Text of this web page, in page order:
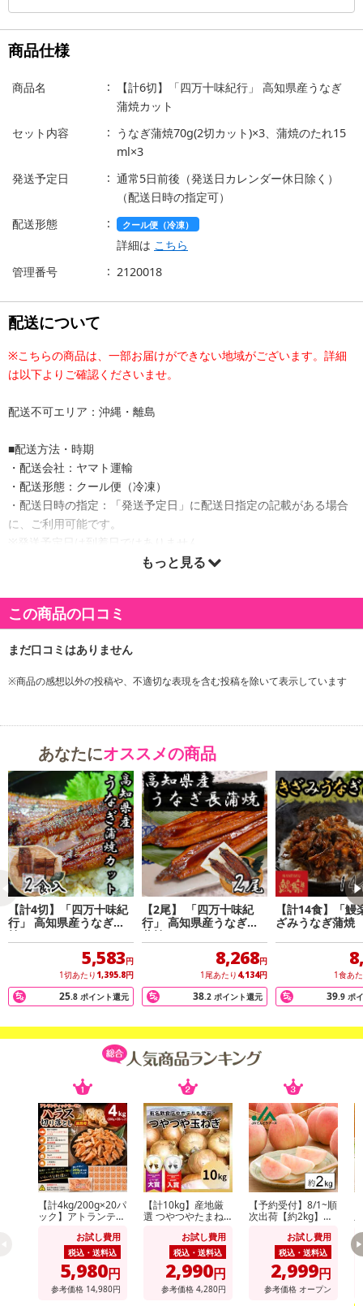
商品仕様
商品名
【計6切】「四万十味紀行」 高知県産うなぎ
蒲焼カット
セット内容
うなぎ蒲焼70g(2切カット)×3、蒲焼のたれ15
ml×3
発送予定日
通常5日前後（発送日カレンダー休日除く）
（配送日時の指定可）
配送形態
クール便（冷凍）
詳細は こちら
管理番号
2120018
配送について
※こちらの商品は、一部お届けができない地域がございます。詳細
は以下よりご確認くださいませ。
配送不可エリア：沖縄・離島
■配送方法・時期
・配送会社：ヤマト運輸
・配送形態：クール便（冷凍）
・配送日時の指定：「発送予定日」に配送日指定の記載がある場合
に、ご利用可能です。
※発送予定日は到着日ではありません。
・商品は「産直オンライン」より出荷します。
商品詳細
四万十流に焼き上げたうなぎの蒲焼を食べやすい最右にカットして
おります。ご飯の上に乗せてうな丼にしてお召し上がりください。
もっと見る
この商品の口コミ
※商品の感想以外の投稿や、不適切な表現を含む投稿を除いて表示しています
あなたにオススメの商品
【計4切】「四万十味紀
行」 高知県産うなぎ蒲
焼カット
5,583円
1切あたり 1,395.8円
25.8 ポイント還元
【2尾】 「四万十味紀
行」 高知県産うなぎ長
蒲焼
8,268円
1尾あたり 4,134円
38.2 ポイント還元
【計14食】「鰻
ざみうなぎ蒲焼
1食あ
39.9 ポ
【計4kg/200g×20パ
ック】アトランティ
切り落としお試し費用
税込・送料込
5,980円
参考価格 14,980円
【計10kg】産地厳
選 つやつやたまね
お試し費用
税込・送料込
2,990円
参考価格 4,280円
【予約受付】8/1~順
次出荷【約2kg】山
玉数おまかせ)※ご家
お試し費用
税込・送料込
2,999円
参考価格 オープン